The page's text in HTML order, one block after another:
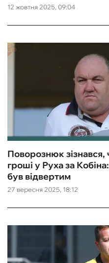
12 жовтня 2025, 09:04
27 вересня 2025, 18:12
Поворознюк зізнався,
гроші у Руха за
був відвертим